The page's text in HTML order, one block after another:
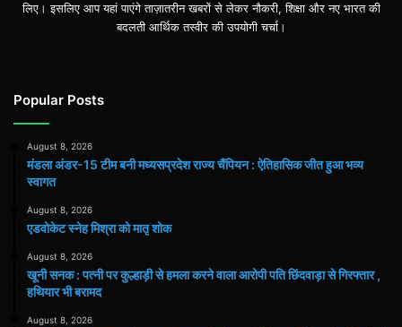
लिए। इसलिए आप यहां पाएंगे ताज़ातरीन खबरों से लेकर नौकरी, शिक्षा और नए भारत की
बदलती आर्थिक तस्वीर की उपयोगी चर्चा।
Popular Posts
August 8, 2026
मंडला अंडर-15 टीम बनी मध्यसप्रदेश राज्य चैंपियन : ऐतिहासिक जीत हुआ भव्य
स्वागत
August 8, 2026
एडवोकेट स्नेह मिश्रा को मातृ शोक
August 8, 2026
खूनी सनक : पत्नी पर कुल्हाड़ी से हमला करने वाला आरोपी पति छिंदवाड़ा से गिरफ्तार ,
हथियार भी बरामद
August 8, 2026